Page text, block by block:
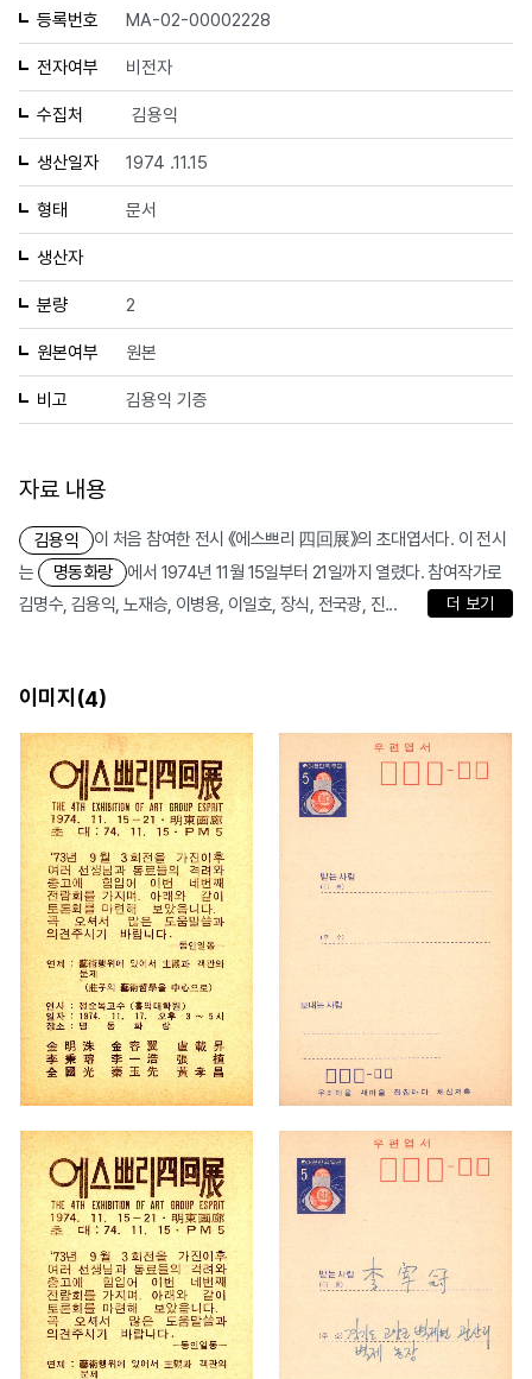
등록번호 MA-02-00002228
전자여부 비전자
수집처 김용익
생산일자 1974 .11.15
형태 문서
생산자
분량 2
원본여부 원본
비고 김용익 기증
자료 내용
김용익
이 처음 참여한 전시 《에스쁘리 四回展》의 초대엽서다. 이 전시
는
명동화랑
에서 1974년 11월 15일부터 21일까지 열렸다. 참여작가로
김명수, 김용익, 노재승, 이병용, 이일호, 장식, 전국광, 진...
더 보기
이미지(4)